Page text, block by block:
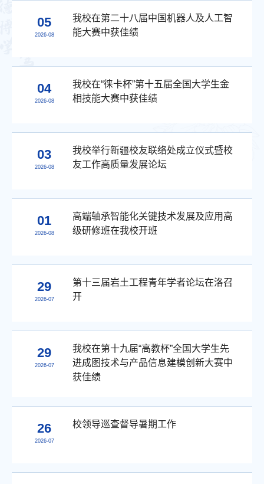
05
2026-08
我校在第二十八届中国机器人及人工智
能大赛中获佳绩
04
2026-08
我校在“徕卡杯”第十五届全国大学生金
相技能大赛中获佳绩
03
2026-08
我校举行新疆校友联络处成立仪式暨校
友工作高质量发展论坛
01
2026-08
高端轴承智能化关键技术发展及应用高
级研修班在我校开班
29
2026-07
第十三届岩土工程青年学者论坛在洛召
开
29
2026-07
我校在第十九届“高教杯”全国大学生先
进成图技术与产品信息建模创新大赛中
获佳绩
26
2026-07
校领导巡查督导暑期工作